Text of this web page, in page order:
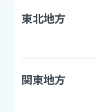
東北地方
関東地方